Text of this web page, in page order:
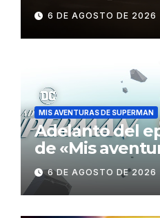
el fracaso de
6 DE AGOSTO DE 2026
MIS AVENTURAS DE SUPERMAN
Adelanto del
de «Mis
Superman»
6 DE AGOSTO DE 2026